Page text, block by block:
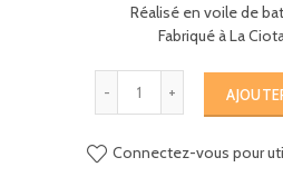
Réalisé en voile de
Fabriqué à La
Connectez-vous pour